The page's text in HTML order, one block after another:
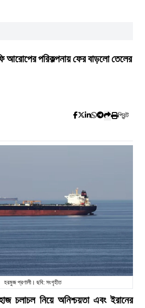
আরোপের পরিকল্পনায় ফের বাড়লো তেলের
প্রিন্ট
হরমুজ প্রণালী। ছবি: সংগৃহীত
চলাচল নিয়ে অনিশ্চয়তা এবং ইরানের